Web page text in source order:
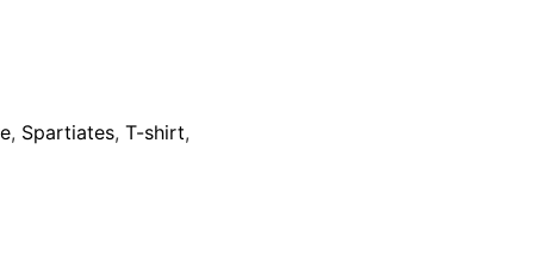
, Spartiates, T-shirt,